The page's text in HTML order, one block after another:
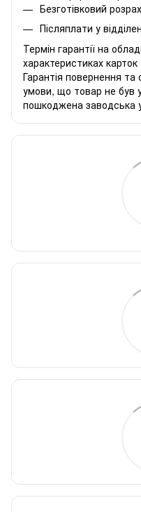
Безготівковий
Післяплати у
Термін гарантії на
характеристиках карток
Гарантія повернення та
умови, що товар не був
пошкоджена заводська